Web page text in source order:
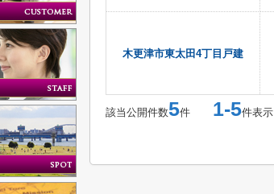
木更津市東太田4丁目戸建
該当公開件数5件 1-5件表示